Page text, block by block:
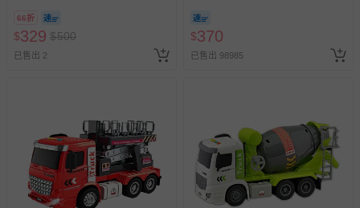
66折
$329 $500
已售出 2
$370
已售出 98985